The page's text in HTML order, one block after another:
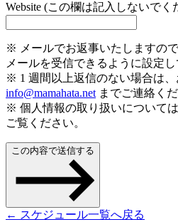
Website (この欄は記入しないでく
※ メールでお返事いたしますので
メールを受信できるように設定し
※ 1 週間以上返信のない場合は
info@mamahata.net までご連絡くだ
※ 個人情報の取り扱いについては
ご覧ください。
この内容で送信する
← スケジュール一覧へ戻る